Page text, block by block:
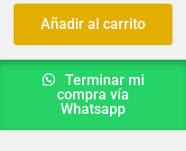
Añadir al carrito
Terminar mi
compra vía
Whatsapp